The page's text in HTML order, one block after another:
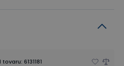
tovaru: 6131181